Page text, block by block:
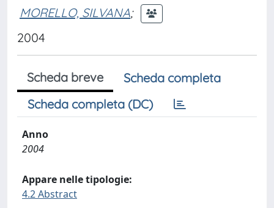
MORELLO, SILVANA;
2004
Scheda breve
Scheda completa
Scheda completa (DC)
Anno
2004
Appare nelle tipologie:
4.2 Abstract